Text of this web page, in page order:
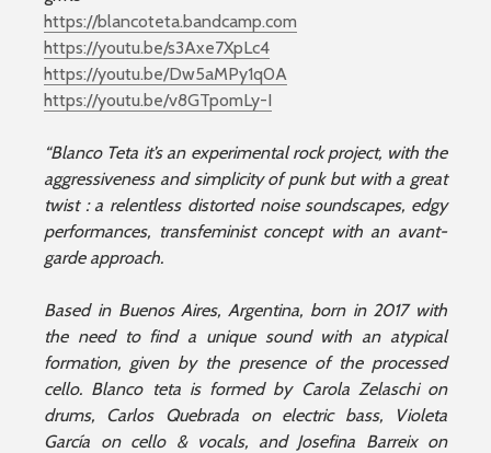
https://blancoteta.bandcamp.com
https://youtu.be/s3Axe7XpLc4
https://youtu.be/Dw5aMPy1q0A
https://youtu.be/v8GTpomLy-I
“Blanco Teta it’s an experimental rock project, with the
aggressiveness and simplicity of punk but with a great
twist : a relentless distorted noise soundscapes, edgy
performances, transfeminist concept with an avant-
garde approach.
Based in Buenos Aires, Argentina, born in 2017 with
the need to find a unique sound with an atypical
formation, given by the presence of the processed
cello. Blanco teta is formed by Carola Zelaschi on
drums, Carlos Quebrada on electric bass, Violeta
García on cello & vocals, and Josefina Barreix on